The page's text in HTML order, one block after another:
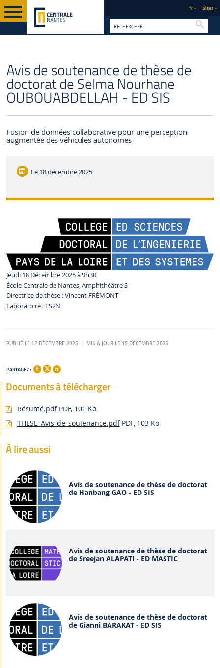
fr Sites
Avis de soutenance de thèse de
doctorat de Selma Nourhane
OUBOUABDELLAH - ED SIS
Fusion de données collaborative pour une perception
augmentée des véhicules autonomes
Le 18 décembre 2025
Jeudi 18 Décembre 2025 à 9h30
École Centrale de Nantes, Amphithéâtre S
Directrice de thèse : Vincent FRÉMONT
Laboratoire : LS2N
PUBLIÉ LE 12 DÉCEMBRE 2025 MIS À JOUR LE 15 DÉCEMBRE 2025
PARTAGEZ :
Documents à télécharger
Résumé.pdf PDF, 101 Ko
THESE_Avis_de_soutenance.pdf PDF, 103 Ko
À lire aussi
Avis de soutenance de thèse de doctorat
de Hanbang GAO - ED SIS
Avis de soutenance de thèse de doctorat
de Sreejan ALAPATI - ED MASTIC
Avis de soutenance de thèse de doctorat
de Gianni BARAKAT - ED SIS